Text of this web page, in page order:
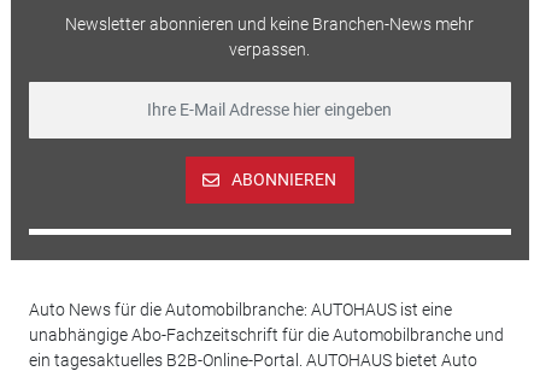
Newsletter abonnieren und keine Branchen-News mehr
verpassen.
ABONNIEREN
Auto News für die Automobilbranche: AUTOHAUS ist eine
unabhängige Abo-Fachzeitschrift für die Automobilbranche und
ein tagesaktuelles B2B-Online-Portal. AUTOHAUS bietet Auto